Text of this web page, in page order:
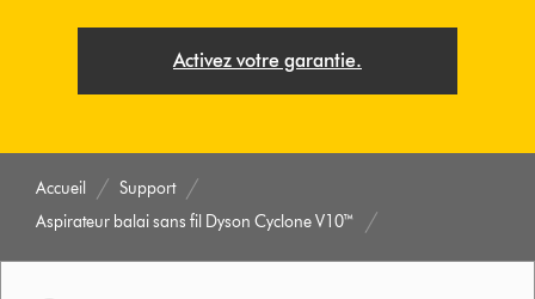
Activez votre garantie.
Accueil
Support
Aspirateur balai sans fil Dyson Cyclone V10™